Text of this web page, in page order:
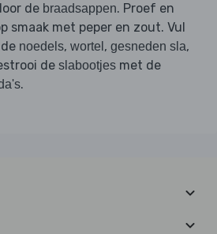
de braadsappen. Proef en
smaak met peper en zout. Vul
noedels, wortel , gesneden sla,
de slabootjes met de
.